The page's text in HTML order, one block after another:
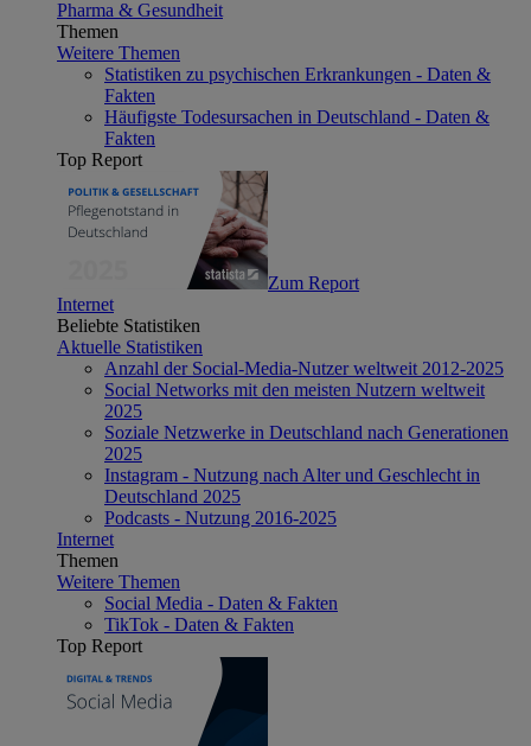
Pharma & Gesundheit
Themen
Weitere Themen
Statistiken zu psychischen Erkrankungen - Daten &
Fakten
Häufigste Todesursachen in Deutschland - Daten &
Fakten
Top Report
Zum Report
Internet
Beliebte Statistiken
Aktuelle Statistiken
Anzahl der Social-Media-Nutzer weltweit 2012-2025
Social Networks mit den meisten Nutzern weltweit
2025
Soziale Netzwerke in Deutschland nach Generationen
2025
Instagram - Nutzung nach Alter und Geschlecht in
Deutschland 2025
Podcasts - Nutzung 2016-2025
Internet
Themen
Weitere Themen
Social Media - Daten & Fakten
TikTok - Daten & Fakten
Top Report